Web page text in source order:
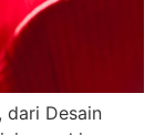
dari Desain